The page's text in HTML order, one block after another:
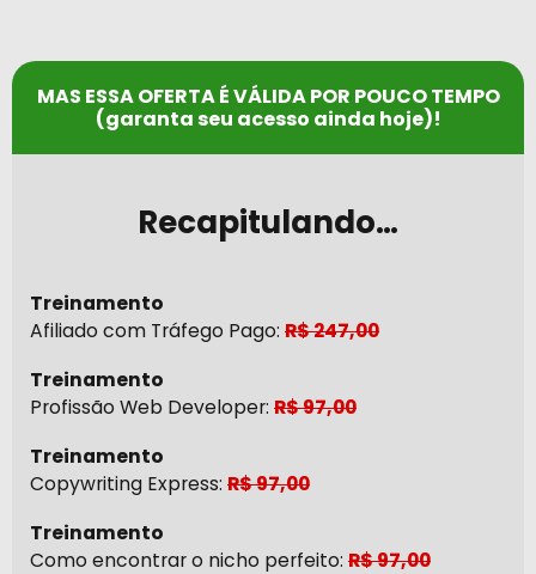
MAS ESSA OFERTA É VÁLIDA POR POUCO TEMPO
(garanta seu acesso ainda hoje)!
Recapitulando…
Treinamento
Afiliado com Tráfego Pago: R$ 247,00
Treinamento
Profissão Web Developer: R$ 97,00
Treinamento
Copywriting Express: R$ 97,00
Treinamento
Como encontrar o nicho perfeito: R$ 97,00